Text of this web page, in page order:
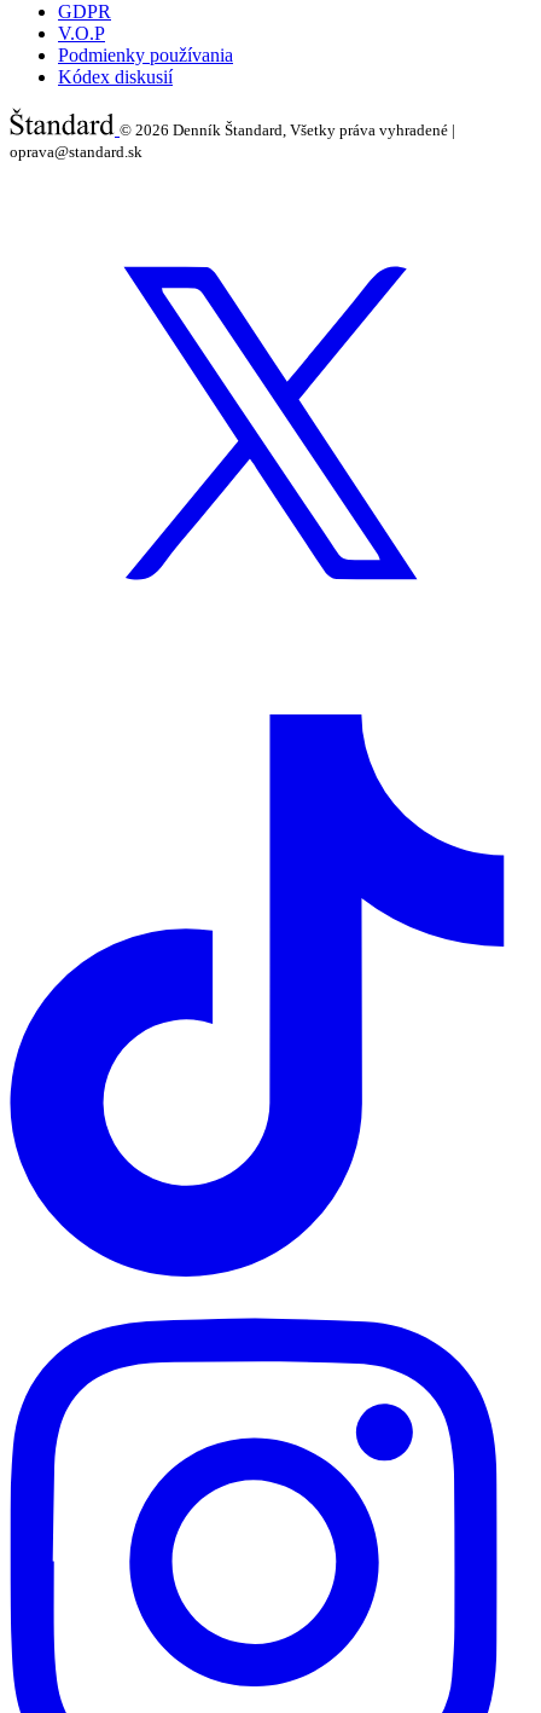
GDPR
V.O.P
Podmienky používania
Kódex diskusií
© 2026 Denník Štandard, Všetky práva vyhradené |
oprava@standard.sk